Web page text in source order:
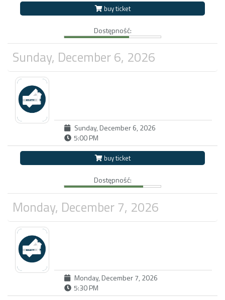
buy ticket
Dostępność:
Sunday, December 6, 2026
Sunday, December 6, 2026
5:00 PM
buy ticket
Dostępność:
Monday, December 7, 2026
Monday, December 7, 2026
5:30 PM